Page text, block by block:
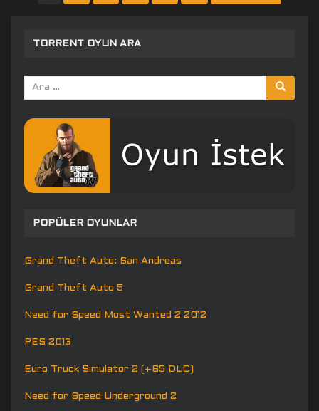
TORRENT OYUN ARA
Arama
yap:
POPÜLER OYUNLAR
Grand Theft Auto: San Andreas
Grand Theft Auto 5
Need for Speed Most Wanted 2 2012
PES 2013
Euro Truck Simulator 2 (+65 DLC)
Need for Speed Underground 2